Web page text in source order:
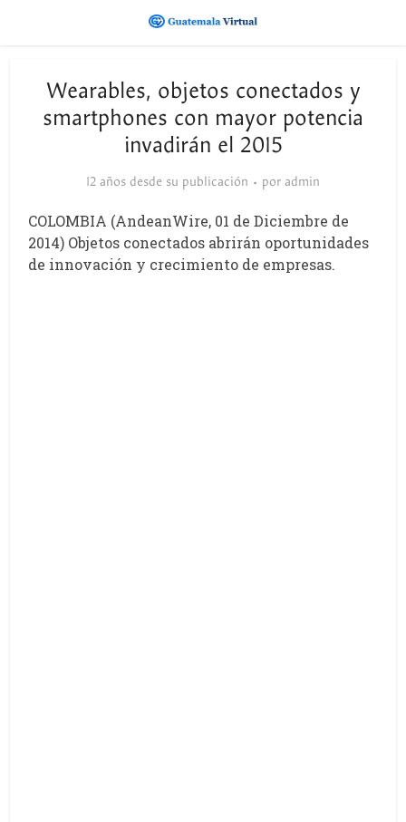
Wearables, objetos conectados y
smartphones con mayor potencia
invadirán el 2015
12 años desde su publicación por admin
COLOMBIA (AndeanWire, 01 de Diciembre de
2014) Objetos conectados abrirán oportunidades
de innovación y crecimiento de empresas.